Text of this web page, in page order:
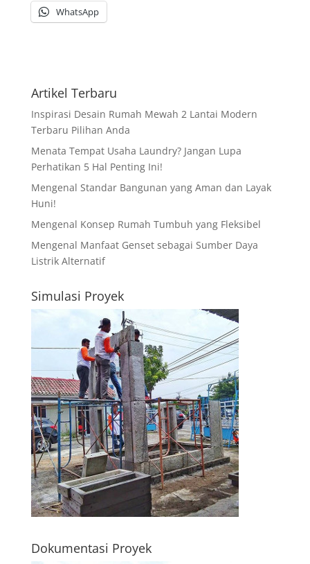
WhatsApp
Artikel Terbaru
Inspirasi Desain Rumah Mewah 2 Lantai Modern
Terbaru Pilihan Anda
Menata Tempat Usaha Laundry? Jangan Lupa
Perhatikan 5 Hal Penting Ini!
Mengenal Standar Bangunan yang Aman dan Layak
Huni!
Mengenal Konsep Rumah Tumbuh yang Fleksibel
Mengenal Manfaat Genset sebagai Sumber Daya
Listrik Alternatif
Simulasi Proyek
Dokumentasi Proyek